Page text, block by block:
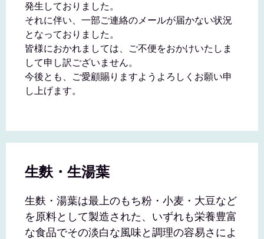
発生しておりました。
それに伴い、一部ご連絡のメールが届かない状況
となっておりました。
皆様におかれましては、ご不便をおかけいたしま
して申し訳ございません。
今後とも、ご愛顧賜りますようよろしくお願い申
し上げます。
生麩・生湯葉
生麩・湯葉は最上のもち粉・小麦・大豆など
を原料として製造された、いずれも栄養豊富
な食品でその淡白な風味と調理の容易さによ